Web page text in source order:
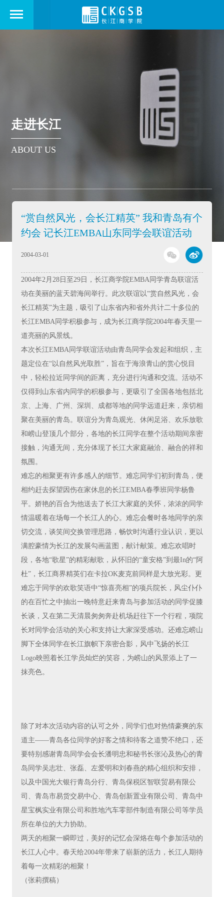
走进长江
ABOUT US
“赏自然风光，会长江精英” 我和青岛有个
约会 记长江EMBA山东同学会联谊活动
2004-03-01
2004年2月28日至29日，长江商学院EMBA同学青岛联谊活
动在美丽的蓝天碧海间举行。此次联谊以“赏自然风光，会
长江精英”为主题，吸引了山东省内和省外共计二十多位的
长江EMBA同学积极参与，成为长江商学院2004年春天里一
道亮丽的风景线。
本次长江EMBA同学联谊活动由青岛同学会发起和组织，主
题定位在“以自然风光取胜”，旨在于海浪青山的赏心悦目
中，轻松拉近同学间的距离，充分进行沟通和交流。活动不
仅得到山东省内同学的积极参与，更吸引了全国各地包括北
京、上海、广州、深圳、成都等地的同学远道赶来，亲切相
聚在美丽的青岛。联谊分为青岛观光、休闲足浴、欢乐放歌
和崂山登顶几个部分，各地的长江同学在整个活动期间亲密
接触，沟通无间，充分体现了长江大家庭融洽、融合的祥和
氛围。
难忘的相聚更有许多感人的细节。难忘同学们初到青岛，便
相约赶去探望因伤在家休息的长江EMBA春季班同学杨鲁
平。娇艳的百合为他送去了长江大家庭的关怀，浓浓的同学
情温暖着在场每一个长江人的心。难忘会餐时各地同学的亲
切交流，谈笑间交换管理思路，畅饮时沟通行业认识，更以
满腔豪情为长江的发展勾画蓝图，献计献策。难忘欢唱时
段，各地“歌星”的精彩献歌，从怀旧的“童安格”到最In的“阿
杜”，长江商界精英们在卡拉OK麦克前同样是大放光彩。更
难忘于同学的欢歌笑语中“惊喜亮相”的项兵院长，风尘仆仆
的在百忙之中抽出一晚特意赶来青岛与参加活动的同学促膝
长谈，又在第二天清晨匆匆奔赴机场赶往下一个行程，项院
长对同学会活动的关心和支持让大家深受感动。还难忘崂山
脚下全体同学在长江旗帜下亲密合影，风中飞扬的长江
Logo映照着长江学员灿烂的笑容，为崂山的风景添上了一
抹亮色。
除了对本次活动内容的认可之外，同学们也对热情豪爽的东
道主――青岛各位同学的好客之情和待客之道赞不绝口，还
要特别感谢青岛同学会会长潘明忠和秘书长张沁及热心的青
岛同学吴志壮、张磊、左爱明和刘春燕的精心组织和安排，
以及中国光大银行青岛分行、青岛保税区智联贸易有限公
司、青岛市易货交易中心、青岛创新置业有限公司、青岛中
星宝枫实业有限公司和胜地汽车零部件制造有限公司等学员
所在单位的大力协助。
两天的相聚一瞬即过，美好的记忆会深烙在每个参加活动的
长江人心中。春天给2004年带来了崭新的活力，长江人期待
着每一次精彩的相聚！
（张莉撰稿）